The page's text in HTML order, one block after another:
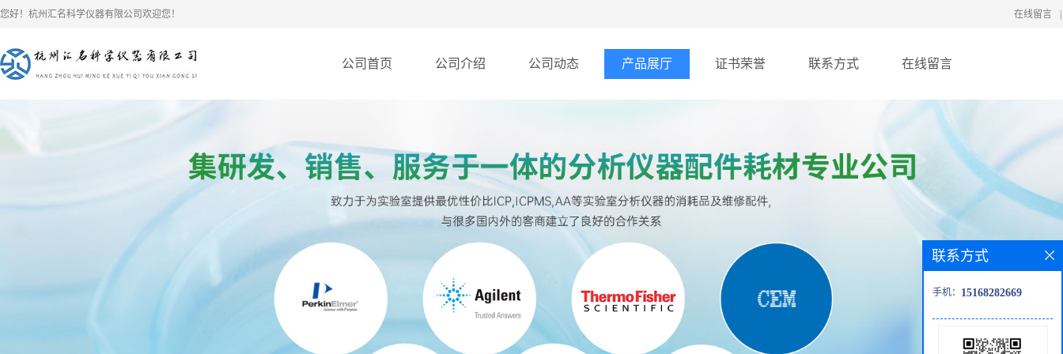
您好！杭州汇名科学仪器有限公司欢迎您！ 在线留言
公司首页 公司介绍 公司动态 产品展厅 证书荣誉 联系方式 在线留言
联系方式
手机： 15168282669